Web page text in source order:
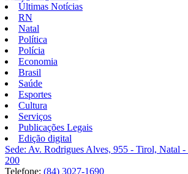
Últimas Notícias
RN
Natal
Política
Polícia
Economia
Brasil
Saúde
Esportes
Cultura
Serviços
Publicações Legais
Edição digital
Sede: Av. Rodrigues Alves, 955 - Tirol, Natal
200
Telefone: (84) 3027-1690